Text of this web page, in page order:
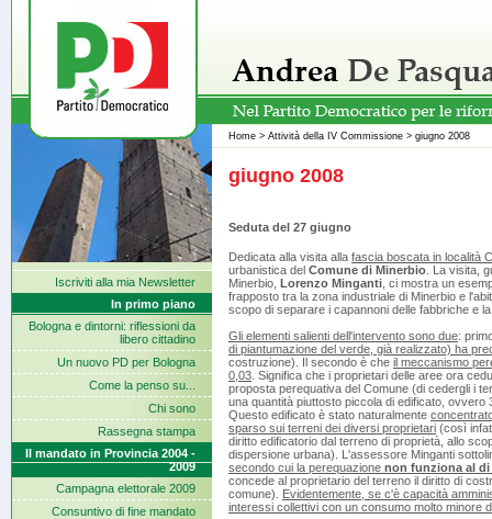
Iscriviti alla mia Newsletter
In primo piano
Bologna e dintorni: riflessioni da
libero cittadino
Un nuovo PD per Bologna
Come la penso su...
Chi sono
Rassegna stampa
Il mandato in Provincia 2004 -
2009
Campagna elettorale 2009
Consuntivo di fine mandato
Home > Attività della IV Commissione > giugno 2008
giugno 2008
Seduta del 27 giugno
Dedicata alla visita alla fascia boscata in località
urbanistica del Comune di Minerbio . La visita,
Minerbio, Lorenzo Minganti , ci mostra un
frapposto tra la zona industriale di Minerbio e
scopo di separare i capannoni delle fabbriche e
Gli elementi salienti dell'intervento sono due:
di piantumazione del verde, già realizzato) ha
costruzione). Il secondo è che il meccanismo
0,03 . Significa che i proprietari delle aree ora
proposta perequativa del Comune (di cedergli i
una quantità piuttosto piccola di edificato,
Questo edificato è stato naturalmente
sparso sui terreni dei diversi proprietari (così
diritto edificatorio dal terreno di proprietà, allo
dispersione urbana). L'assessore Minganti
secondo cui la perequazione non funziona al
concede al proprietario del terreno il diritto di
comune). Evidentemente, se c'è capacità
interessi collettivi con un consumo molto minore